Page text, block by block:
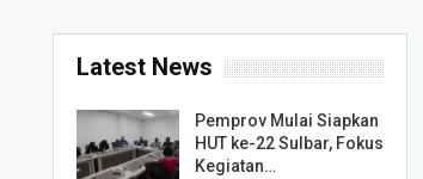
Latest News
Pemprov Mulai Siapkan
HUT ke-22 Sulbar, Fokus
Kegiatan…